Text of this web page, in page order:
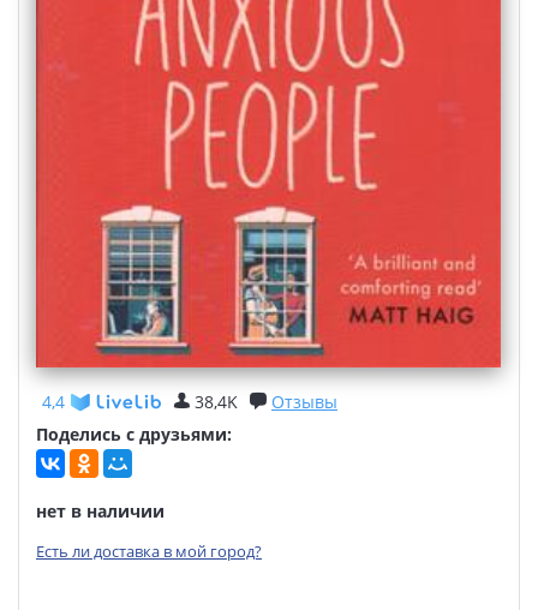
4,4 38,4K
Отзывы
Поделись с друзьями:
нет в наличии
Есть ли доставка в мой город?